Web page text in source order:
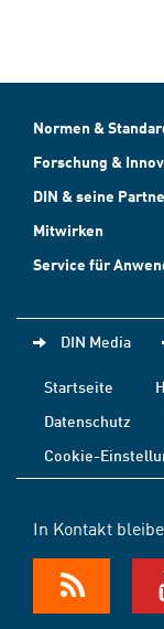
Normen &
Forschung &
DIN & seine
Mitwirken
Service für
DIN Media
Startseite
Datenschutz
Cookie-
In Kontakt